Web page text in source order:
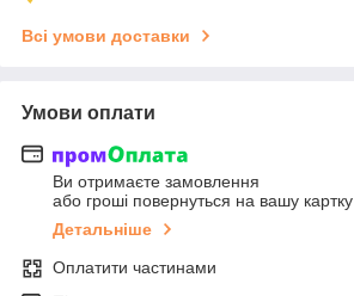
Всі умови доставки
Умови оплати
Ви отримаєте замовлення
або гроші повернуться на вашу картку
Детальніше
Оплатити частинами